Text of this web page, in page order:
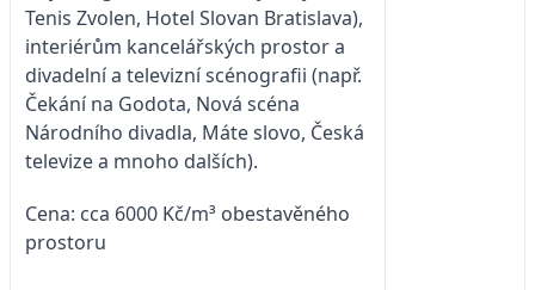
Tenis Zvolen, Hotel Slovan Bratislava),
interiérům kancelářských prostor a
divadelní a televizní scénografii (např.
Čekání na Godota, Nová scéna
Národního divadla, Máte slovo, Česká
televize a mnoho dalších).
Cena: cca 6000 Kč/m³ obestavěného
prostoru